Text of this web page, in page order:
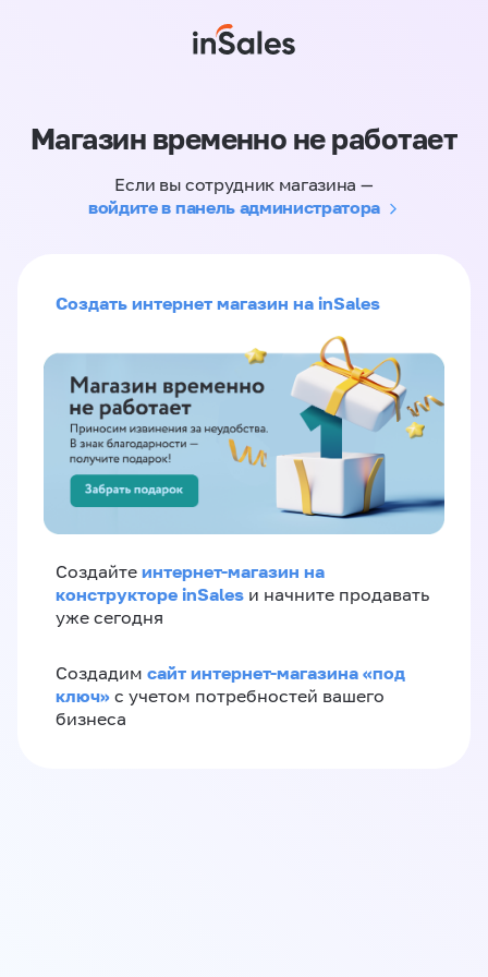
Магазин временно не работает
Если вы сотрудник магазина —
войдите в панель администратора
Создать интернет магазин на inSales
Создайте интернет-магазин на
конструкторе inSales и начните продавать
уже сегодня
Создадим сайт интернет-магазина «под
ключ» с учетом потребностей вашего
бизнеса